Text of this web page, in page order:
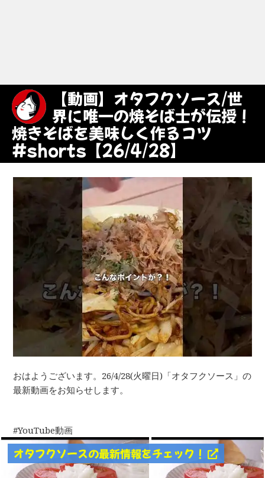
【動画】オタフクソース/世
界に唯一の焼そば士が伝授！
焼きそばを美味しく作るコツ
#shorts【26/4/28】
おはようございます。26/4/28(火曜日)「オタフクソース」の
最新動画をお知らせします。
YouTube動画
オタフクソースの最新情報をチェック！